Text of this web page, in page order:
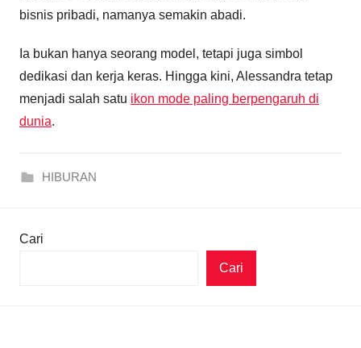
bisnis pribadi, namanya semakin abadi.
Ia bukan hanya seorang model, tetapi juga simbol
dedikasi dan kerja keras. Hingga kini, Alessandra tetap
menjadi salah satu ikon mode paling berpengaruh di
dunia.
HIBURAN
Cari
Cari